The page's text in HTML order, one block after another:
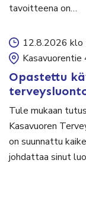
tavoitteena on…
12.8.2026 klo
Opastettu
Tule mukaan
Kasavuoren
on suunnattu
johdattaa sinut